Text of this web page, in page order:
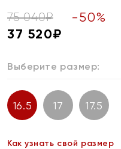
75 040₽ -50%
37 520₽
Выберите размер:
16.5 17 17.5
Как узнать свой размер